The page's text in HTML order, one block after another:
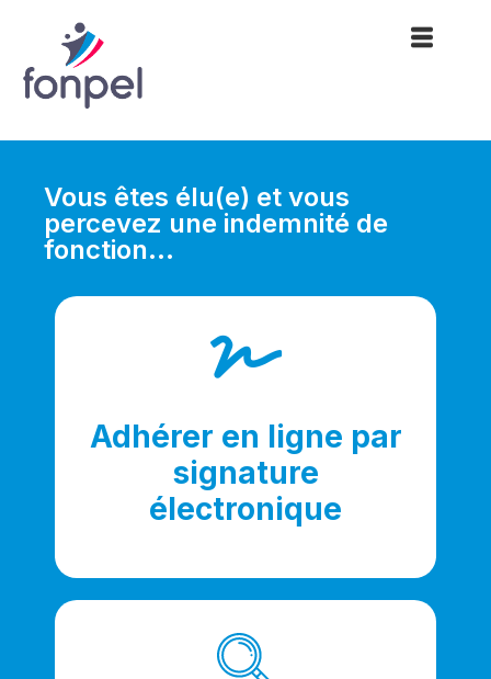
Vous êtes élu(e) et vous
percevez une indemnité de
fonction… ​
Adhérer en ligne par
signature
électronique